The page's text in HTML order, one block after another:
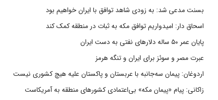
بسنت مدعی شد: به زودی شاهد توافق با ایران خواهیم بود
اسحاق دار: امیدواریم توافق مکه به ثبات در منطقه کمک کند
پایان عمر ۵۰ ساله دلارهای نفتی به دست ایران
عبرت مصر و سوئز برای ایران و تنگه هرمز
اردوغان: پیمان سه‌جانبه با عربستان و پاکستان علیه هیچ کشوری نیست
زاکانی: پیام «پیمان مکه» بی‌اعتمادی کشورهای منطقه به آمریکاست